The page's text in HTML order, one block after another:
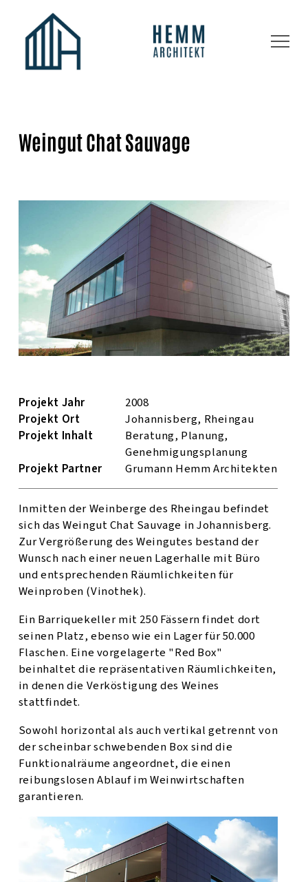
Weingut Chat Sauvage
Projekt Jahr
2008
Projekt Ort
Johannisberg, Rheingau
Projekt Inhalt
Beratung, Planung,
Genehmigungs­planung
Projekt Partner
Grumann Hemm Architekten
Inmitten der Weinberge des Rheingau befindet
sich das Weingut Chat Sauvage in Johannisberg.
Zur Vergrößerung des Weingutes bestand der
Wunsch nach einer neuen Lagerhalle mit Büro
und entsprechenden Räumlichkeiten für
Weinproben (Vinothek).
Ein Barriquekeller mit 250 Fässern findet dort
seinen Platz, ebenso wie ein Lager für 50.000
Flaschen. Eine vorgelagerte "Red Box"
beinhaltet die repräsentativen Räumlichkeiten,
in denen die Verköstigung des Weines
stattfindet.
Sowohl horizontal als auch vertikal getrennt von
der scheinbar schwebenden Box sind die
Funktionalräume angeordnet, die einen
reibungslosen Ablauf im Weinwirtschaften
garantieren.